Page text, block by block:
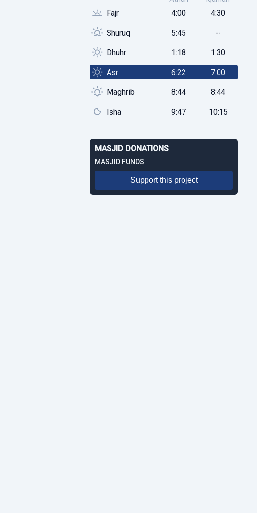
Fajr 4:00 4:30
Shuruq 5:45 --
Dhuhr 1:18 1:30
Asr 6:22 7:00
Maghrib 8:44 8:44
Isha 9:47 10:15
MASJID DONATIONS
MASJID FUNDS
Support this project